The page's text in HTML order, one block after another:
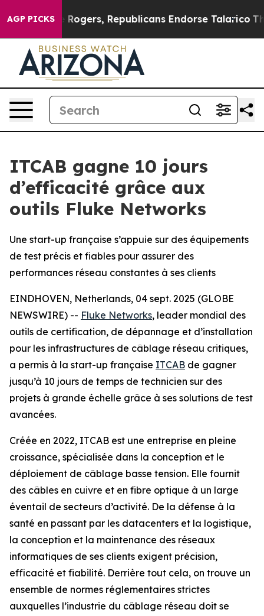
AGP PICKS
Rogers, Republicans Endorse Talarico The
ITCAB gagne 10 jours
d’efficacité grâce aux
outils Fluke Networks
Une start-up française s’appuie sur des équipements
de test précis et fiables pour assurer des
performances réseau constantes à ses clients
EINDHOVEN, Netherlands, 04 sept. 2025 (GLOBE
NEWSWIRE) -- Fluke Networks, leader mondial des
outils de certification, de dépannage et d’installation
pour les infrastructures de câblage réseau critiques,
a permis à la start-up française ITCAB de gagner
jusqu’à 10 jours de temps de technicien sur des
projets à grande échelle grâce à ses solutions de test
avancées.
Créée en 2022, ITCAB est une entreprise en pleine
croissance, spécialisée dans la conception et le
déploiement de câblage basse tension. Elle fournit
des câbles en cuivre et en fibre optique à un large
éventail de secteurs d’activité. De la défense à la
santé en passant par les datacenters et la logistique,
la conception et la maintenance des réseaux
informatiques de ses clients exigent précision,
efficacité et fiabilité. Derrière tout cela, on trouve un
ensemble de normes réglementaires strictes
auxquelles l’industrie du câblage réseau doit se